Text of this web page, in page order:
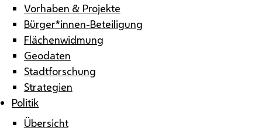
Vorhaben & Projekte
Bürger*innen-Beteiligung
Flächenwidmung
Geodaten
Stadtforschung
Strategien
Politik
Übersicht